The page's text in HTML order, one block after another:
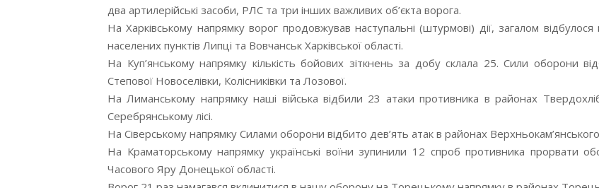
два артилерійські засоби, РЛС та три інших важливих об’єкта ворога.
На Харківському напрямку ворог продовжував наступальні (штурмові) дії, загалом
населених пунктів Липці та Вовчанськ Харківської області.
На Куп’янському напрямку кількість бойових зіткнень за добу склала 25. Сили оборони
Степової Новоселівки, Колісниківки та Лозової.
На Лиманському напрямку наші війська відбили 23 атаки противника в районах
Серебрянському лісі.
На Сіверському напрямку Силами оборони відбито дев’ять атак в районах
На Краматорському напрямку українські воїни зупинили 12 спроб противника прорвати
Часового Яру Донецької області.